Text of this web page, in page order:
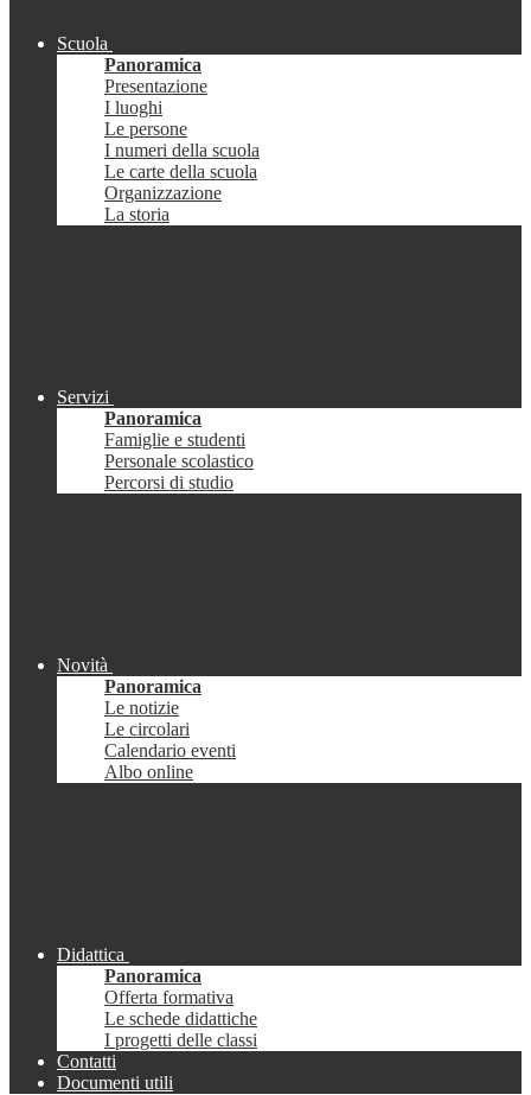
Scuola
Panoramica
Presentazione
I luoghi
Le persone
I numeri della scuola
Le carte della scuola
Organizzazione
La storia
Servizi
Panoramica
Famiglie e studenti
Personale scolastico
Percorsi di studio
Novità
Panoramica
Le notizie
Le circolari
Calendario eventi
Albo online
Didattica
Panoramica
Offerta formativa
Le schede didattiche
I progetti delle classi
Contatti
Documenti utili